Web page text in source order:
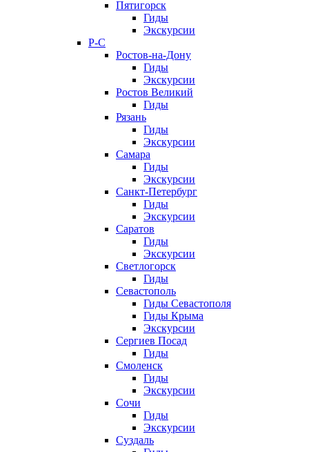
Пятигорск
Гиды
Экскурсии
Р-С
Ростов-на-Дону
Гиды
Экскурсии
Ростов Великий
Гиды
Рязань
Гиды
Экскурсии
Самара
Гиды
Экскурсии
Санкт-Петербург
Гиды
Экскурсии
Саратов
Гиды
Экскурсии
Светлогорск
Гиды
Севастополь
Гиды Севастополя
Гиды Крыма
Экскурсии
Сергиев Посад
Гиды
Смоленск
Гиды
Экскурсии
Сочи
Гиды
Экскурсии
Суздаль